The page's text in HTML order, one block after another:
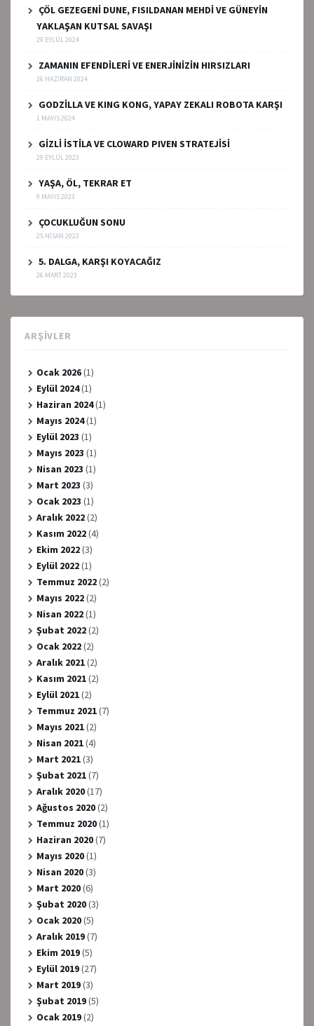
ÇÖL GEZEGENİ DUNE, FISILDANAN MEHDİ VE GÜNEYİN
YAKLAŞAN KUTSAL SAVAŞI
29 EYLÜL 2024
ZAMANIN EFENDİLERİ VE ENERJİNİZİN HIRSIZLARI
26 HAZIRAN 2024
GODZİLLA VE KING KONG, YAPAY ZEKALI ROBOTA KARŞI
1 MAYIS 2024
GİZLİ İSTİLA VE CLOWARD PIVEN STRATEJİSİ
29 EYLÜL 2023
YAŞA, ÖL, TEKRAR ET
9 MAYIS 2023
ÇOCUKLUĞUN SONU
25 NISAN 2023
5. DALGA, KARŞI KOYACAĞIZ
26 MART 2023
ARŞIVLER
Ocak 2026(1)
Eylül 2024(1)
Haziran 2024(1)
Mayıs 2024(1)
Eylül 2023 (1)
Mayıs 2023 (1)
Nisan 2023 (1)
Mart 2023 (3)
Ocak 2023 (1)
Aralık 2022(2)
Kasım 2022(4)
Ekim 2022(3)
Eylül 2022(1)
Temmuz 2022(2)
Mayıs 2022(2)
Nisan 2022(1)
Şubat 2022(2)
Ocak 2022(2)
Aralık 2021(2)
Kasım 2021(2)
Eylül 2021(2)
Temmuz 2021(7)
Mayıs 2021(2)
Nisan 2021(4)
Mart 2021(3)
Şubat 2021(7)
Aralık 2020(17)
Ağustos 2020(2)
Temmuz 2020(1)
Haziran 2020(7)
Mayıs 2020(1)
Nisan 2020(3)
Mart 2020(6)
Şubat 2020(3)
Ocak 2020(5)
Aralık 2019(7)
Ekim 2019(5)
Eylül 2019(27)
Mart 2019(3)
Şubat 2019(5)
Ocak 2019(2)